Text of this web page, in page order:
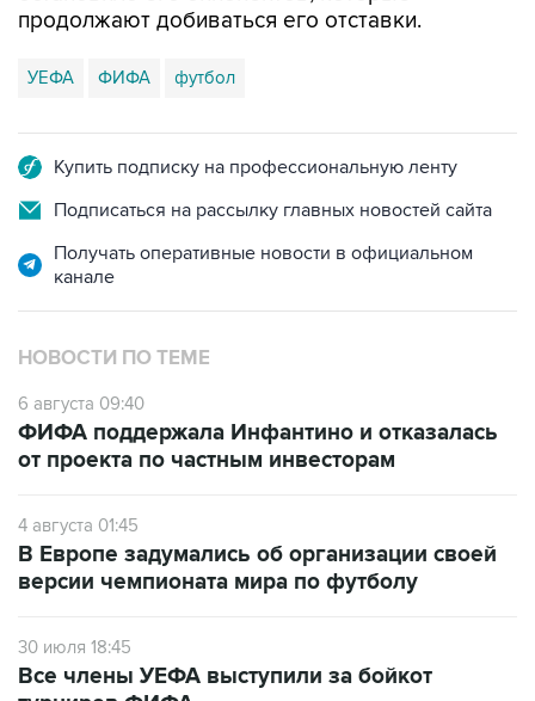
УЕФА ФИФА футбол
Подписаться на рассылку главных новостей сайта
Получать оперативные новости в официальном
НОВОСТИ ПО ТЕМЕ
6 августа 09:40
от проекта по частным инвесторам
4 августа 01:45
версии чемпионата мира по футболу
30 июля 18:45
турниров ФИФА